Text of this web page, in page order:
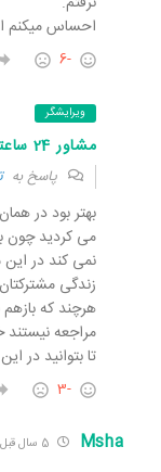
احساس میکنم
-6
ویرایشگر
مشاور 24 ساعته
پاسخ به
بهتر بود در
می کردید چون
نمی کند در
زندگی
هرچند که
مراجعه
تا بتوانید در
-3
Msha